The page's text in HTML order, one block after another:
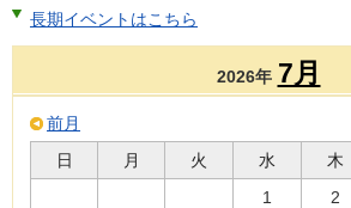
長期イベントはこちら
2026年 7月
前月
日
月 火 水 木
1
2